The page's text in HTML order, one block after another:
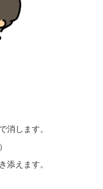
消します。
添えます。